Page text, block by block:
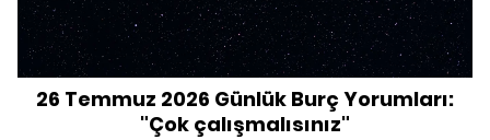
26 Temmuz 2026 Günlük Burç Yorumları:
"Çok çalışmalısınız"